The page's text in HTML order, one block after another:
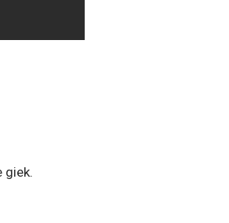
giek.